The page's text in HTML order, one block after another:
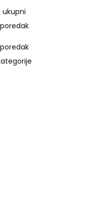
ukupni
poredak
poredak